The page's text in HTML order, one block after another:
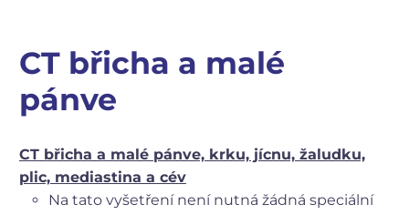
CT břicha a malé
pánve
CT břicha a malé pánve, krku, jícnu, žaludku,
plic, mediastina a cév
Na tato vyšetření není nutná žádná speciální